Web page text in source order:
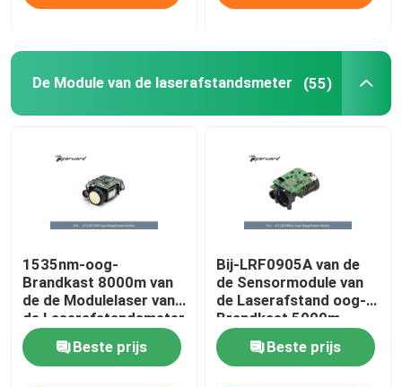
Monoculaire warmtebeeldcamera
De Module van de laserafstandsmeter
Elektro-optische Peul
PTZ-Camerasysteem
De Module van de laserafstandsmeter (55)
1535nm-oog-
Brandkast 8000m van
de de Modulelaser van
de Laserafstandsmeter
de Afstandsmodule
Beste prijs
Bij-LRF0905A van de
de Sensormodule van
de Laserafstand oog-
Brandkast 5000m
Lasergolflengte
1535nmBeste prijs